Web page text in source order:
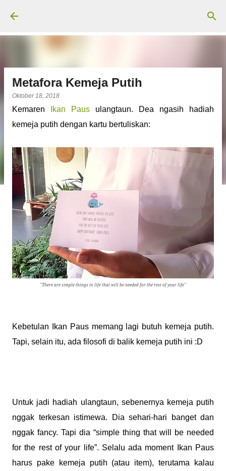
Metafora Kemeja Putih
Oktober 18, 2018
Kemaren Ikan Paus ulangtaun. Dea ngasih hadiah
kemeja putih dengan kartu bertuliskan:
"There are simple things in life that will be needed for the rest of your life"
Kebetulan Ikan Paus memang lagi butuh kemeja putih.
Tapi, selain itu, ada filosofi di balik kemeja putih ini :D
Untuk jadi hadiah ulangtaun, sebenernya kemeja putih
nggak terkesan istimewa. Dia sehari-hari banget dan
nggak fancy. Tapi dia “simple thing that will be needed
for the rest of your life”. Selalu ada moment Ikan Paus
harus pake kemeja putih (atau item), terutama kalau